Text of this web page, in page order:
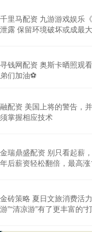
千里马配资 九游游戏娱乐
泄露 保留环境破坏或成最
寻钱网配资 奥斯卡晒照观
弟们加油⚽️
融配资 美国上将的警告，
须掌握相应技术
金瑞鼎盛配资 别只看起薪
年后薪资轻松翻倍，最高涨
金砖策略 夏日文旅消费活
游”“清凉游”有了更丰富的“